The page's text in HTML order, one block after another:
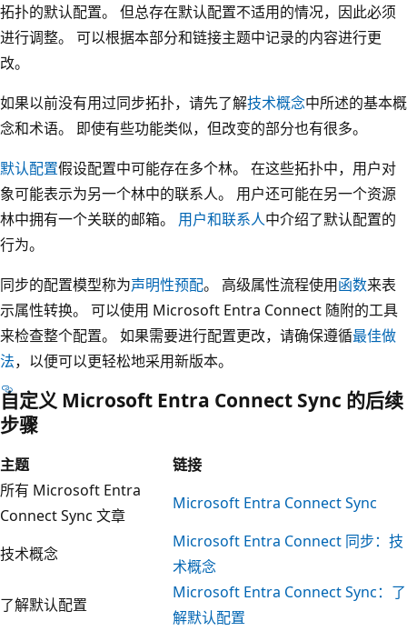
拓扑的默认配置。 但总存在默认配置不适用的情况，因此必须
进行调整。 可以根据本部分和链接主题中记录的内容进行更
改。
如果以前没有用过同步拓扑，请先了解技术概念中所述的基本概
念和术语。 即使有些功能类似，但改变的部分也有很多。
默认配置假设配置中可能存在多个林。 在这些拓扑中，用户对
象可能表示为另一个林中的联系人。 用户还可能在另一个资源
林中拥有一个关联的邮箱。 用户和联系人中介绍了默认配置的
行为。
同步的配置模型称为声明性预配。 高级属性流程使用函数来表
示属性转换。 可以使用 Microsoft Entra Connect 随附的工具
来检查整个配置。 如果需要进行配置更改，请确保遵循最佳做
法，以便可以更轻松地采用新版本。
自定义 Microsoft Entra Connect Sync 的后续
步骤
主题
链接
所有 Microsoft Entra
Connect Sync 文章
Microsoft Entra Connect Sync
技术概念
Microsoft Entra Connect 同步：技
术概念
了解默认配置
Microsoft Entra Connect Sync：了
解默认配置